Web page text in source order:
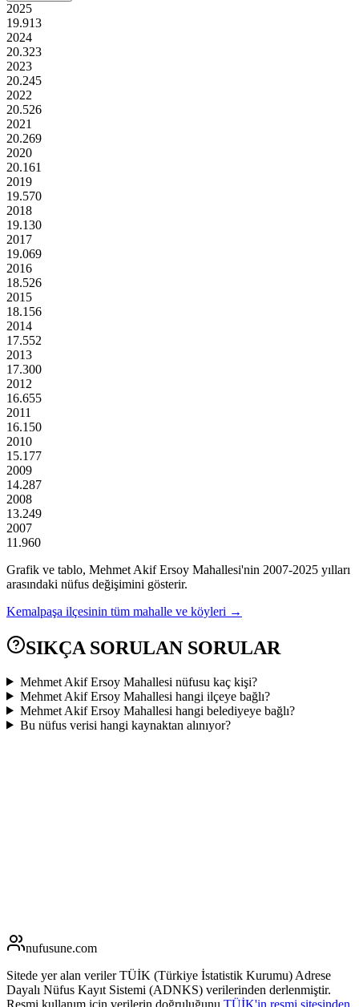
2025
19.913
2024
20.323
2023
20.245
2022
20.526
2021
20.269
2020
20.161
2019
19.570
2018
19.130
2017
19.069
2016
18.526
2015
18.156
2014
17.552
2013
17.300
2012
16.655
2011
16.150
2010
15.177
2009
14.287
2008
13.249
2007
11.960
Grafik ve tablo, Mehmet Akif Ersoy Mahallesi'nin 2007-2025 yılları
arasındaki nüfus değişimini gösterir.
Kemalpaşa ilçesinin tüm mahalle ve köyleri →
SIKÇA SORULAN SORULAR
Mehmet Akif Ersoy Mahallesi nüfusu kaç kişi?
Mehmet Akif Ersoy Mahallesi hangi ilçeye bağlı?
Mehmet Akif Ersoy Mahallesi hangi belediyeye bağlı?
Bu nüfus verisi hangi kaynaktan alınıyor?
nufusune.com
Sitede yer alan veriler TÜİK (Türkiye İstatistik Kurumu) Adrese
Dayalı Nüfus Kayıt Sistemi (ADNKS) verilerinden derlenmiştir.
Resmi kullanım için verilerin doğruluğunu TÜİK'in resmi sitesinden